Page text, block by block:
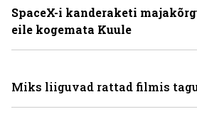
SpaceX-i kanderaketi
eile kogemata Kuule
Miks liiguvad rattad filmis